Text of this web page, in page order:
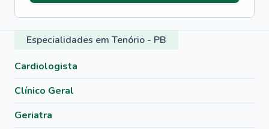
Especialidades em Tenório - PB
Cardiologista
Clínico Geral
Geriatra